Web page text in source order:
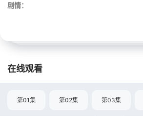
剧情：
在线观看
第01集 第02集 第03集